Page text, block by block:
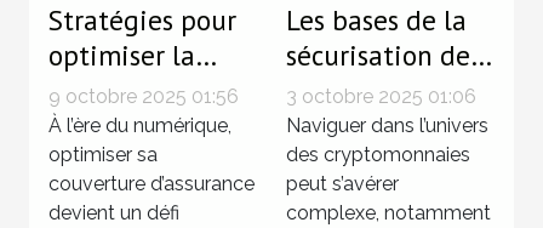
Stratégies pour
optimiser la
couverture
d'assurance dans
un monde
numérique
9 octobre 2025 01:56
À l’ère du numérique,
optimiser sa
couverture d’assurance
devient un défi
Les bases de la
sécurisation de
vos
investissements
en
cryptomonnaies
3 octobre 2025 01:06
Naviguer dans l’univers
des cryptomonnaies
peut s’avérer
complexe, notamment